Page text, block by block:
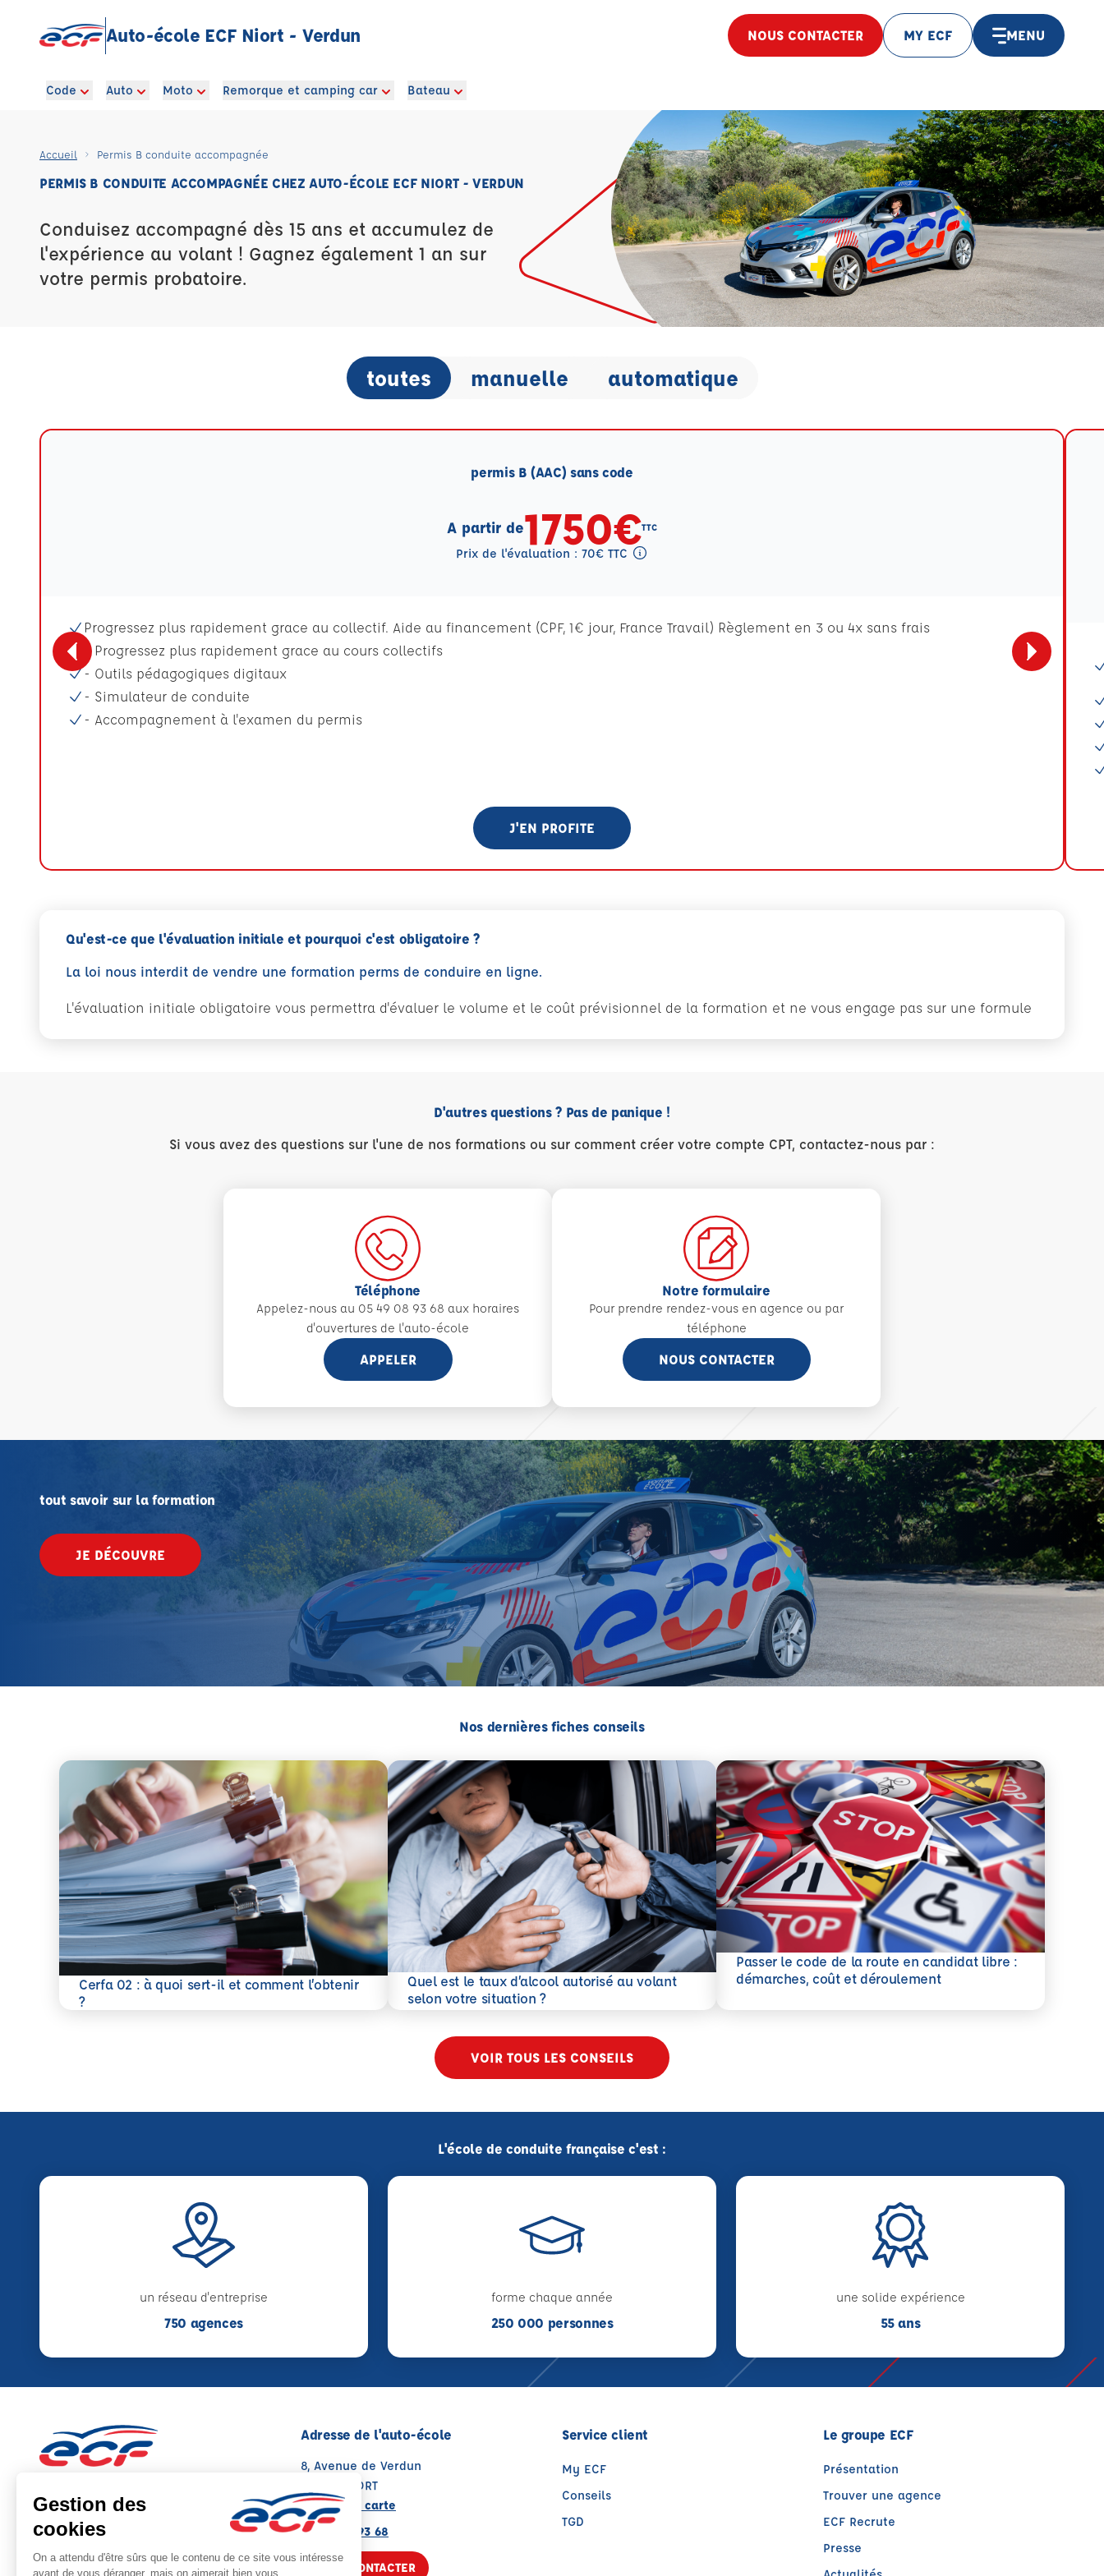
Auto-école ECF Niort - Verdun NOUS CONTACTER MY ECF MENU
Code Auto Moto Remorque et camping car Bateau
Accueil Permis B conduite accompagnée
PERMIS B CONDUITE ACCOMPAGNÉE CHEZ AUTO-ÉCOLE ECF NIORT - VERDUN
Conduisez accompagné dès 15 ans et accumulez de
l'expérience au volant ! Gagnez également 1 an sur
votre permis probatoire.
toutes manuelle automatique
permis B (AAC) sans code
A partir de1750€TTC
Prix de l'évaluation : 70€ TTC
Progressez plus rapidement grace au collectif. Aide au financement (CPF, 1€ jour, France Travail) Règlement en 3 ou 4x sans frais
- Progressez plus rapidement grace au cours collectifs
- Outils pédagogiques digitaux
- Simulateur de conduite
- Accompagnement à l'examen du permis
J'EN PROFITE
Qu'est-ce que l'évaluation initiale et pourquoi c'est obligatoire ?
La loi nous interdit de vendre une formation perms de conduire en ligne.
L'évaluation initiale obligatoire vous permettra d'évaluer le volume et le coût prévisionnel de la formation et ne vous engage pas sur une formule
D'autres questions ? Pas de panique !
Si vous avez des questions sur l'une de nos formations ou sur comment créer votre compte CPT, contactez-nous par :
Téléphone
Appelez-nous au 05 49 08 93 68 aux horaires
d'ouvertures de l'auto-école
APPELER
Notre formulaire
Pour prendre rendez-vous en agence ou par
téléphone
NOUS CONTACTER
tout savoir sur la formation
JE DÉCOUVRE
Nos dernières fiches conseils
Cerfa 02 : à quoi sert-il et comment l’obtenir
?
En savoir plus
Quel est le taux d’alcool autorisé au volant
selon votre situation ?
En savoir plus
Passer le code de la route en candidat libre :
démarches, coût et déroulement
En savoir plus
VOIR TOUS LES CONSEILS
L'école de conduite française c'est :
un réseau d'entreprise
750 agences
forme chaque année
250 000 personnes
une solide expérience
55 ans
Adresse de l'auto-école
8, Avenue de Verdun
79000 NIORT
Voir sur la carte
05 49 08 93 68
NOUS CONTACTER
Service client
My ECF
Conseils
TGD
Le groupe ECF
Présentation
Trouver une agence
ECF Recrute
Presse